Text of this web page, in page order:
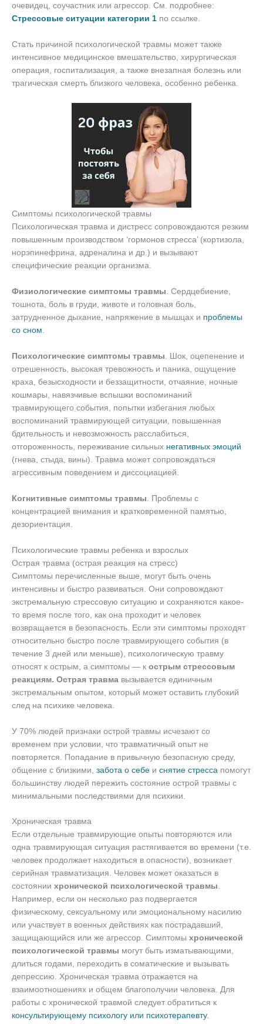
очевидец, соучастник или агрессор. См. подробнее:
Стрессовые ситуации категории 1 по ссылке.
Стать причиной психологической травмы может также
интенсивное медицинское вмешательство, хирургическая
операция, госпитализация, а также внезапная болезнь или
трагическая смерть близкого человека, особенно ребенка.
Симптомы психологической травмы
Психологическая травма и дистресс сопровождаются резким
повышенным производством ‘гормонов стресса’ (кортизола,
норэпинефрина, адреналина и др.) и вызывают
специфические реакции организма.
Физиологические симптомы травмы. Сердцебиение,
тошнота, боль в груди, животе и головная боль,
затрудненное дыхание, напряжение в мышцах и проблемы
со сном.
Психологические симптомы травмы . Шок, оцепенение и
отрешенность, высокая тревожность и паника, ощущение
краха, безысходности и беззащитности, отчаяние, ночные
кошмары, навязчивые вспышки воспоминаний
травмирующего события, попытки избегания любых
воспоминаний травмирующей ситуации, повышенная
бдительность и невозможность расслабиться,
отгороженность, переживание сильных негативных эмоций
(гнева, стыда, вины). Травма может сопровождаться
агрессивным поведением и диссоциацией.
Когнитивные симптомы травмы . Проблемы с
концентрацией внимания и кратковременной памятью,
дезориентация.
Психологические травмы ребенка и взрослых
Острая травма (острая реакция на стресс)
Симптомы перечисленные выше, могут быть очень
интенсивны и быстро развиваться. Они сопровождают
экстремальную стрессовую ситуацию и сохраняются какое-
то время после того, как она проходит и человек
возвращается в безопасность. Если эти симптомы проходят
относительно быстро после травмирующего события (в
течение 3 дней или меньше), психологическую травму
относят к острым, а симптомы — к острым стрессовым
реакциям. Острая травма вызывается единичным
экстремальным опытом, который может оставить глубокий
след на психике человека.
У 70% людей признаки острой травмы исчезают со
временем при условии, что травматичный опыт не
повторяется. Попадание в привычную безопасную среду,
общение с близкими, забота о себе и снятие стресса помогут
большинству людей пережить состояние острой травмы с
минимальными последствиями для психики.
Хроническая травма
Если отдельные травмирующие опыты повторяются или
одна травмирующая ситуация растягивается во времени (т.е.
человек продолжает находиться в опасности), возникает
серийная травматизация. Человек может оказаться в
состоянии хронической психологической травмы.
Например, если он несколько раз подвергается
физическому, сексуальному или эмоциональному насилию
или участвует в военных действиях как пострадавший,
защищающийся или же агрессор. Симптомы хронической
психологической травмы могут быть изматывающими,
длиться годами, переходить в соматические и вызывать
депрессию. Хроническая травма отражается на
взаимоотношениях и общем благополучии человека. Для
работы с хронической травмой следует обратиться к
консультирующему психологу или психотерапевту.